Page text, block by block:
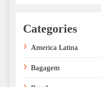
Categories
America Latina
Bagagem